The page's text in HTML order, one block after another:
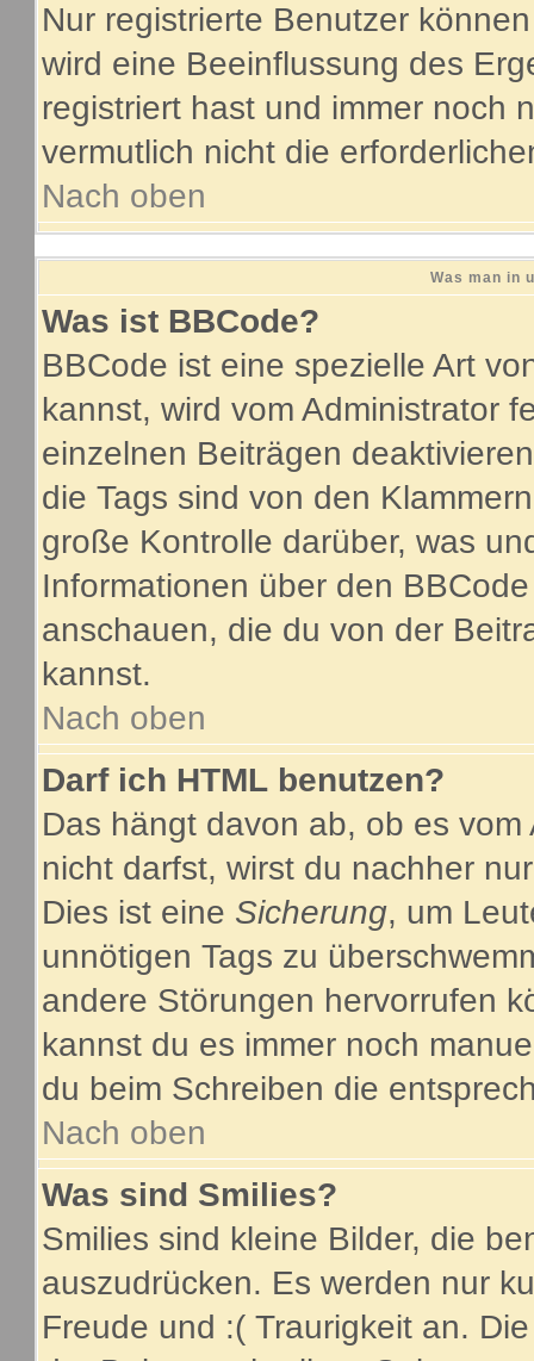
Nur registrierte Benutzer
wird eine Beeinflussung des
registriert hast und immer noch
vermutlich nicht die
Nach oben
Was man in
Was ist BBCode?
BBCode ist eine spezielle Art
kannst, wird vom Administrator
einzelnen Beiträgen
die Tags sind von den
große Kontrolle darüber, was
Informationen über den
anschauen, die du von der
kannst.
Nach oben
Darf ich HTML benutzen?
Das hängt davon ab, ob es
nicht darfst, wirst du nachher
Dies ist eine Sicherung, um
unnötigen Tags zu
andere Störungen hervorrufen
kannst du es immer noch
du beim Schreiben die
Nach oben
Was sind Smilies?
Smilies sind kleine Bilder, die
auszudrücken. Es werden nur
Freude und :( Traurigkeit an.